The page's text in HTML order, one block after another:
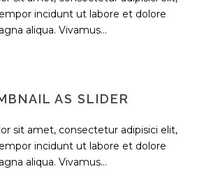
incidunt ut labore et dolore
aliqua. Vivamus...
AS SLIDER
sit amet, consectetur adipisici elit,
incidunt ut labore et dolore
aliqua. Vivamus...